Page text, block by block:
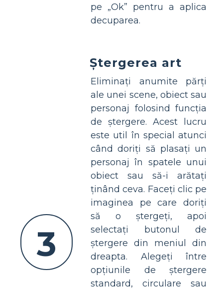
pe „Ok” pentru a aplica
decuparea.
3
Ștergerea art
Eliminați anumite părți
ale unei scene, obiect sau
personaj folosind funcția
de ștergere. Acest lucru
este util în special atunci
când doriți să plasați un
personaj în spatele unui
obiect sau să-i arătați
ținând ceva. Faceți clic pe
imaginea pe care doriți
să o ștergeți, apoi
selectați butonul de
ștergere din meniul din
dreapta. Alegeți între
opțiunile de ștergere
standard, circulare sau